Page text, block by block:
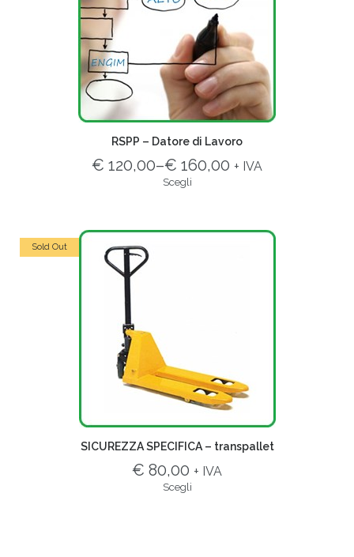
RSPP – Datore di Lavoro
€ 120,00–€ 160,00 + IVA
Scegli
Sold Out
SICUREZZA SPECIFICA – transpallet
€ 80,00 + IVA
Scegli